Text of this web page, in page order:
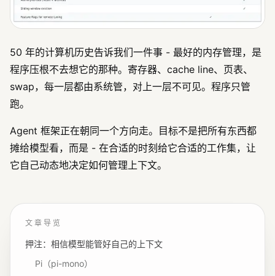
50 年的计算机历史告诉我们一件事 - 最好的内存管理，是
程序压根不去想它的那种。寄存器、cache line、页表、
swap，每一层都由系统管，对上一层不可见。程序只管
跑。
Agent 框架正在朝同一个方向走。目标不是把所有东西都
摊给模型看，而是 - 在合适的时刻给它合适的工作集，让
它自己动态地决定如何管理上下文。
文章导览
押注：相信模型能管好自己的上下文
Pi（pi-mono）